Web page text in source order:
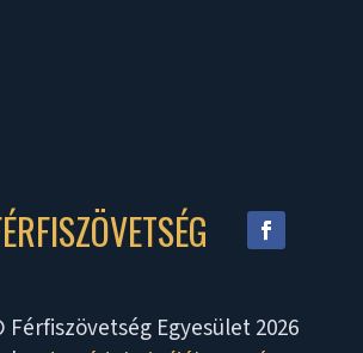
Egyesület 2026